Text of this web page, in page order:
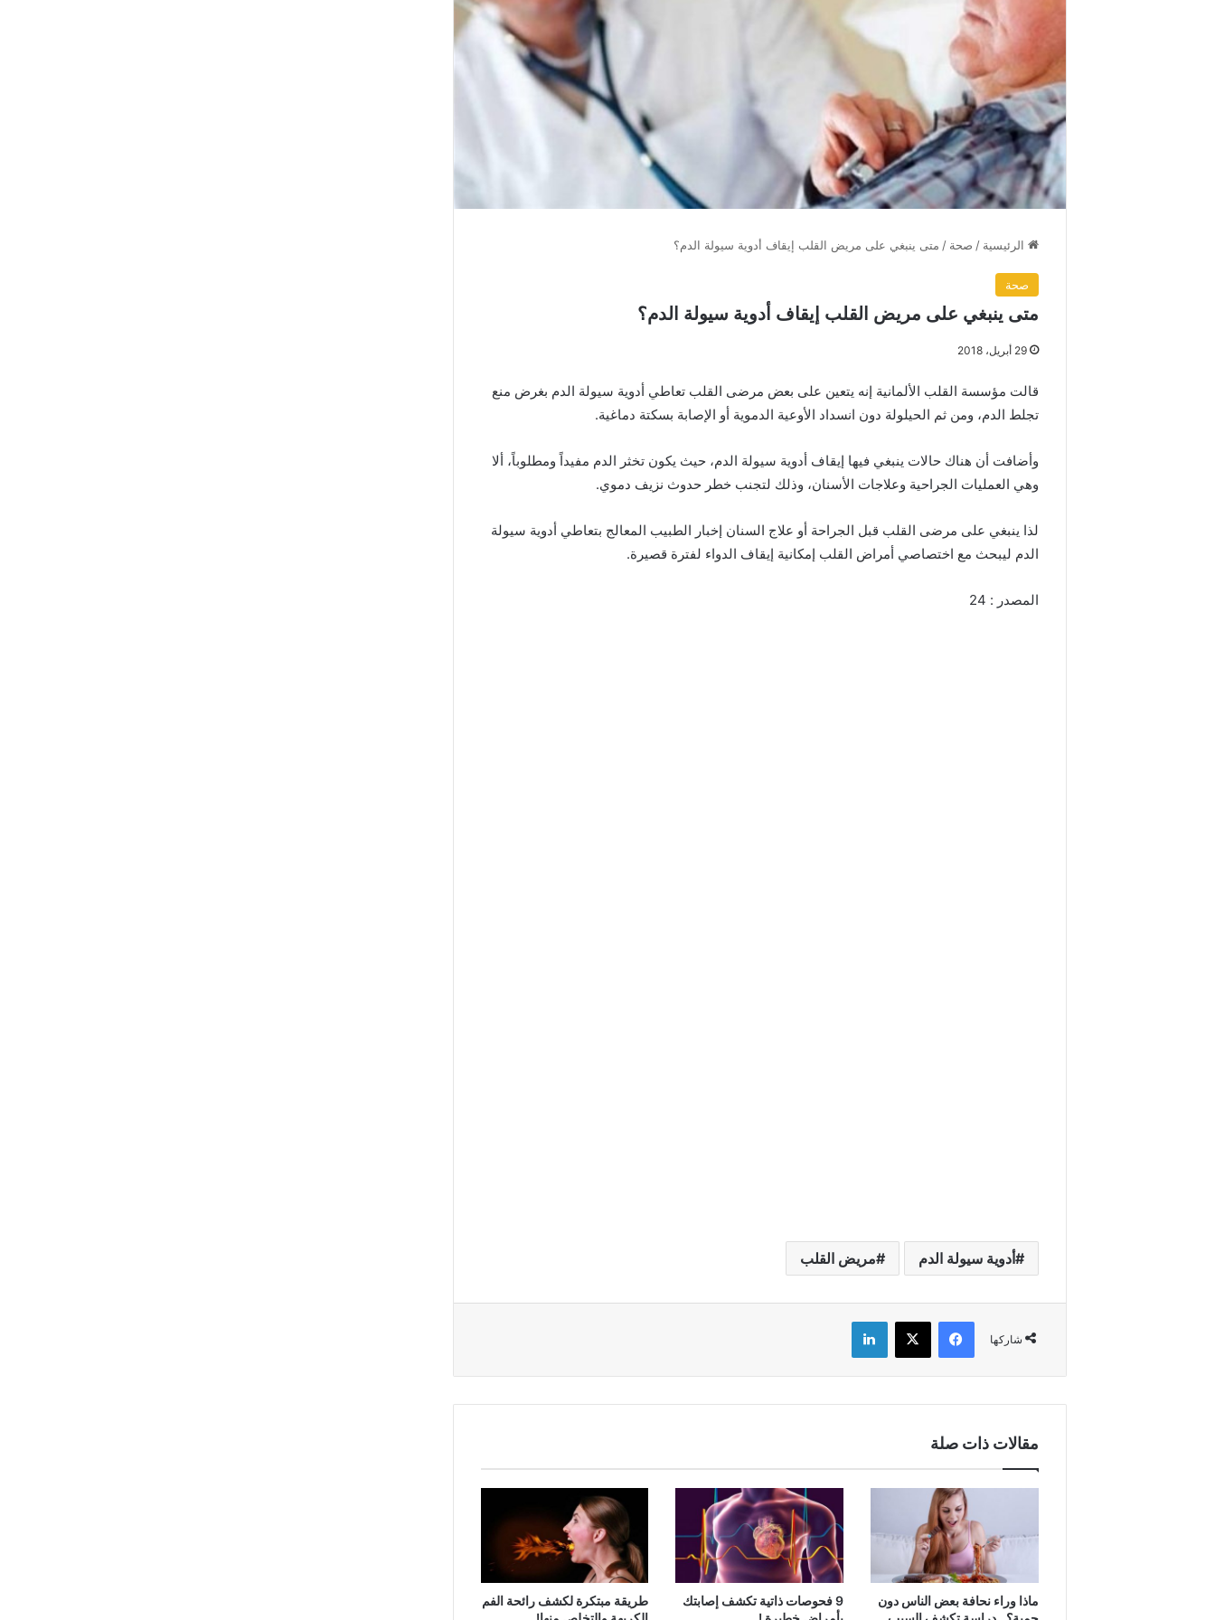
الرئيسية / صحة / متى ينبغي على مريض القلب إيقاف أدوية سيولة الدم؟
صحة
متى ينبغي على مريض القلب إيقاف أدوية سيولة الدم؟
29 أبريل، 2018
قالت مؤسسة القلب الألمانية إنه يتعين على بعض مرضى القلب تعاطي أدوية سيولة الدم بغرض منع
تجلط الدم، ومن ثم الحيلولة دون انسداد الأوعية الدموية أو الإصابة بسكتة دماغية.
وأضافت أن هناك حالات ينبغي فيها إيقاف أدوية سيولة الدم، حيث يكون تخثر الدم مفيداً ومطلوباً، ألا
وهي العمليات الجراحية وعلاجات الأسنان، وذلك لتجنب خطر حدوث نزيف دموي.
لذا ينبغي على مرضى القلب قبل الجراحة أو علاج السنان إخبار الطبيب المعالج بتعاطي أدوية سيولة
الدم ليبحث مع اختصاصي أمراض القلب إمكانية إيقاف الدواء لفترة قصيرة.
المصدر : 24
أدوية سيولة الدم مريض القلب
شاركها
فيسبوك X لينكدإن
مقالات ذات صلة
ماذا وراء نحافة بعض الناس دون
9 فحوصات ذاتية تكشف إصابتك
طريقة مبتكرة لكشف رائحة الفم